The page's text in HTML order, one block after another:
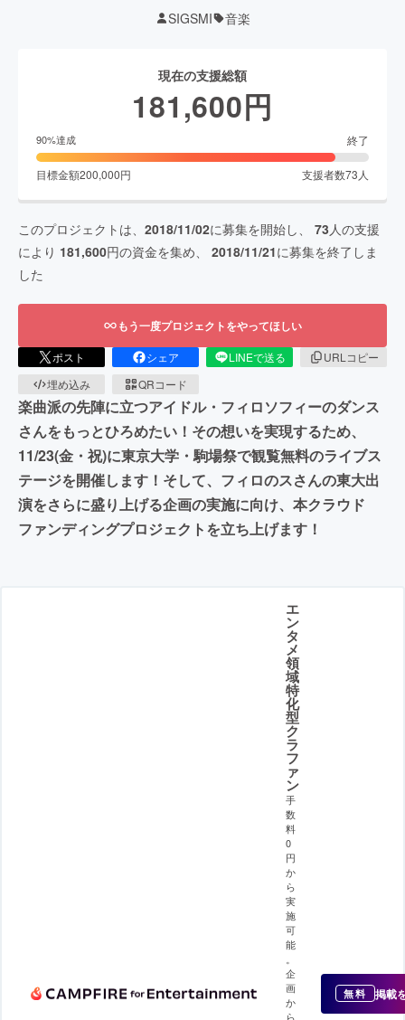
SIGSMI 音楽
現在の支援総額
181,600円
90%達成 終了
目標金額200,000円 支援者数73 人
このプロジェクトは、 2018/11/02に募集を開始し、 73 人の支援
により 181,600円の資金を集め、 2018/11/21に募集を終了しま
した
もう一度プロジェクトをやってほしい
ポスト シェア LINEで送る
URLコピー
埋め込み
QRコード
楽曲派の先陣に立つアイドル・フィロソフィーのダンス
さんをもっとひろめたい！その想いを実現するため、
11/23(金・祝)に東京大学・駒場祭で観覧無料のライブス
テージを開催します！そして、フィロのスさんの東大出
演をさらに盛り上げる企画の実施に向け、本クラウド
ファンディングプロジェクトを立ち上げます！
エ
ン
タ
メ
領
域
特
化
型
ク
ラ
フ
ァ
ン
手
数
料
0
円
か
ら
実
施
可
能
企
画
か
ら
無料 掲載